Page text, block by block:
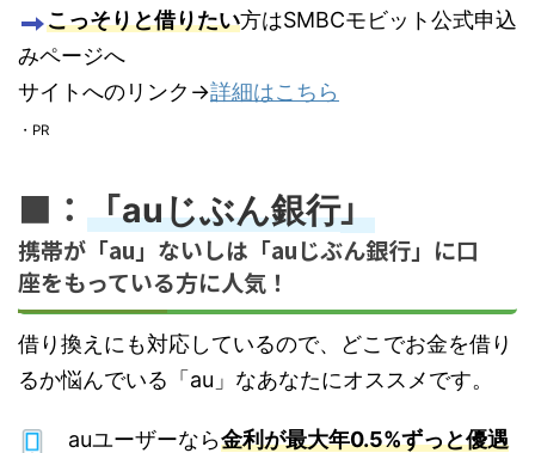
こっそりと借りたい方はSMBCモビット公式申込
みページへ
サイトへのリンク→詳細はこちら
・PR
■： 「auじぶん銀行」
携帯が 「au」 ないしは「auじぶん銀行」に口
座をもっている方に人気！
借り換えにも対応しているので、どこでお金を借り
るか悩んでいる「au」なあなたにオススメです。
auユーザーなら金利が最大年0.5%ずっと優遇